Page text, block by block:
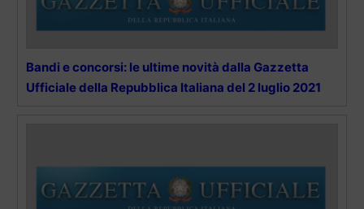
Bandi e concorsi: le ultime novità dalla Gazzetta
Ufficiale della Repubblica Italiana del 2 luglio 2021